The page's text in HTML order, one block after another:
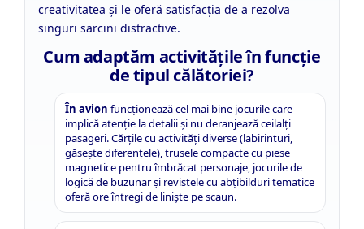
creativitatea și le oferă satisfacția de a rezolva
singuri sarcini distractive.
Cum adaptăm activitățile în funcție
de tipul călătoriei?
În avion funcționează cel mai bine jocurile care
implică atenție la detalii și nu deranjează ceilalți
pasageri. Cărțile cu activități diverse (labirinturi,
găsește diferențele), trusele compacte cu piese
magnetice pentru îmbrăcat personaje, jocurile de
logică de buzunar și revistele cu abțibilduri tematice
oferă ore întregi de liniște pe scaun.